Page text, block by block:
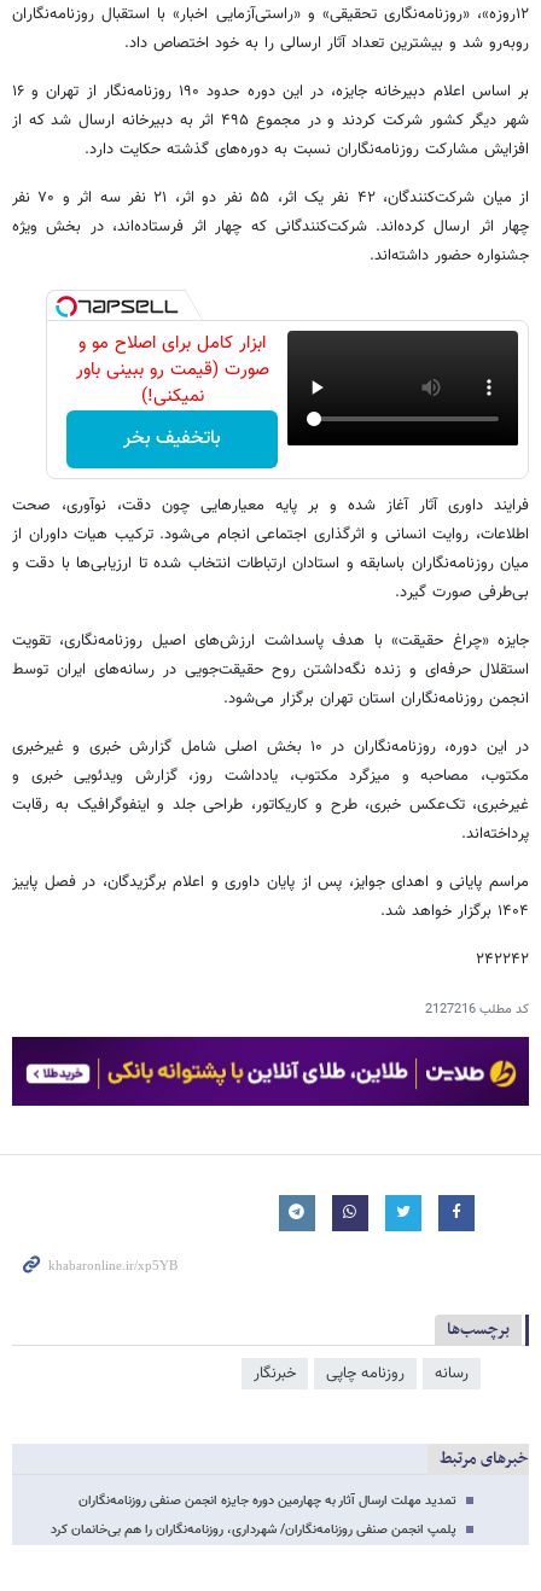
۱۲روزه»، «روزنامه‌نگاری تحقیقی» و «راستی‌آزمایی اخبار» با استقبال روزنامه‌نگاران
روبه‌رو شد و بیشترین تعداد آثار ارسالی را به خود اختصاص داد.
بر اساس اعلام دبیرخانه جایزه، در این دوره حدود ۱۹۰ روزنامه‌نگار از تهران و ۱۶
شهر دیگر کشور شرکت کردند و در مجموع ۴۹۵ اثر به دبیرخانه ارسال شد که از
افزایش مشارکت روزنامه‌نگاران نسبت به دوره‌های گذشته حکایت دارد.
از میان شرکت‌کنندگان، ۴۲ نفر یک اثر، ۵۵ نفر دو اثر، ۲۱ نفر سه اثر و ۷۰ نفر
چهار اثر ارسال کرده‌اند. شرکت‌کنندگانی که چهار اثر فرستاده‌اند، در بخش ویژه
جشنواره حضور داشته‌اند.
ابزار کامل برای اصلاح مو و
صورت (قیمت رو ببینی باور
نمیکنی!)
باتخفیف بخر
فرایند داوری آثار آغاز شده و بر پایه معیارهایی چون دقت، نوآوری، صحت
اطلاعات، روایت انسانی و اثرگذاری اجتماعی انجام می‌شود. ترکیب هیات داوران از
میان روزنامه‌نگاران باسابقه و استادان ارتباطات انتخاب شده تا ارزیابی‌ها با دقت و
بی‌طرفی صورت گیرد.
جایزه «چراغ حقیقت» با هدف پاسداشت ارزش‌های اصیل روزنامه‌نگاری، تقویت
استقلال حرفه‌ای و زنده نگه‌داشتن روح حقیقت‌جویی در رسانه‌های ایران توسط
انجمن روزنامه‌نگاران استان تهران برگزار می‌شود.
در این دوره، روزنامه‌نگاران در ۱۰ بخش اصلی شامل گزارش خبری و غیرخبری
مکتوب، مصاحبه و میزگرد مکتوب، یادداشت روز، گزارش ویدئویی خبری و
غیرخبری، تک‌عکس خبری، طرح و کاریکاتور، طراحی جلد و اینفوگرافیک به رقابت
پرداخته‌اند.
مراسم پایانی و اهدای جوایز، پس از پایان داوری و اعلام برگزیدگان، در فصل پاییز
۱۴۰۴ برگزار خواهد شد.
۲۴۲۲۴۲
کد مطلب2127216
برچسب‌ها
رسانه روزنامه چاپی خبرنگار
خبرهای مرتبط
تمدید مهلت ارسال آثار به چهارمین دوره جایزه انجمن صنفی روزنامه‌نگاران
پلمپ انجمن صنفی روزنامه‌نگاران/ شهرداری، روزنامه‌نگاران را هم بی‌خانمان کرد